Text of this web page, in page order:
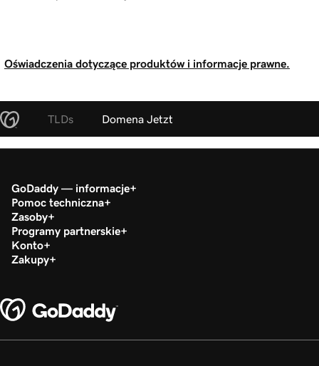
Oświadczenia dotyczące produktów i informacje prawne.
TLDs Domena Jetzt
GoDaddy — informacje
Pomoc techniczna
Zasoby
Programy partnerskie
Konto
Zakupy